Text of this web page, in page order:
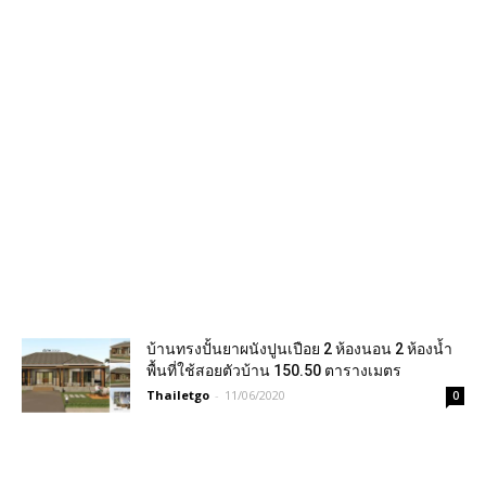
บ้านทรงปั้นยาผนังปูนเปือย 2 ห้องนอน 2 ห้องน้ำ
พื้นที่ใช้สอยตัวบ้าน 150.50 ตารางเมตร
Thailetgo - 11/06/2020 0